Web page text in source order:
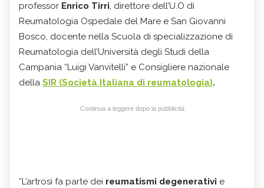
professor Enrico Tirri, direttore dell’U.O di
Reumatologia Ospedale del Mare e San Giovanni
Bosco, docente nella Scuola di specializzazione di
Reumatologia dell’Università degli Studi della
Campania “Luigi Vanvitelli” e Consigliere nazionale
della SIR (Società Italiana di reumatologia).
Continua a leggere dopo la pubblicità
“L’artrosi fa parte dei reumatismi degenerativi e